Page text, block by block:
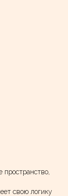
пространство,
свою логику